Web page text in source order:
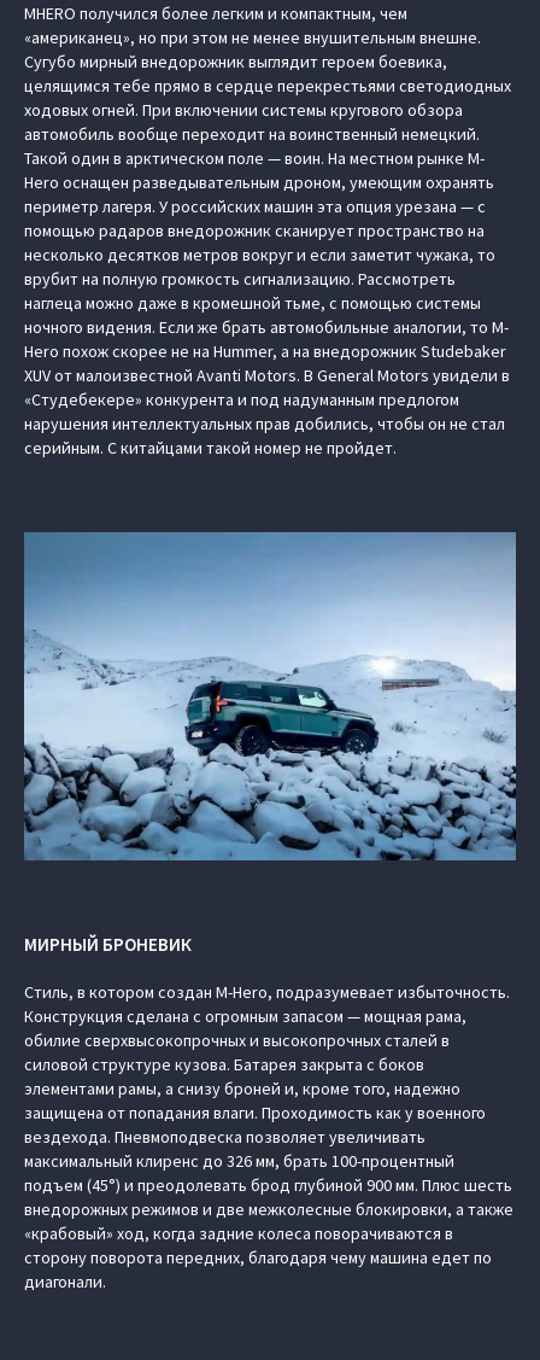
MHERO получился более легким и компактным, чем
«американец», но при этом не менее внушительным внешне.
Сугубо мирный внедорожник выглядит героем боевика,
целящимся тебе прямо в сердце перекрестьями светодиодных
ходовых огней. При включении системы кругового обзора
автомобиль вообще переходит на воинственный немецкий.
Такой один в арктическом поле — воин. На местном рынке M-
Hero оснащен разведывательным дроном, умеющим охранять
периметр лагеря. У российских машин эта опция урезана — с
помощью радаров внедорожник сканирует пространство на
несколько десятков метров вокруг и если заметит чужака, то
врубит на полную громкость сигнализацию. Рассмотреть
наглеца можно даже в кромешной тьме, с помощью системы
ночного видения. Если же брать автомобильные аналогии, то M-
Hero похож скорее не на Hummer, а на внедорожник Studebaker
XUV от малоизвестной Avanti Motors. В General Motors увидели в
«Студебекере» конкурента и под надуманным предлогом
нарушения интеллектуальных прав добились, чтобы он не стал
серийным. С китайцами такой номер не пройдет.
МИРНЫЙ БРОНЕВИК
Стиль, в котором создан M-Hero, подразумевает избыточность.
Конструкция сделана с огромным запасом — мощная рама,
обилие сверхвысокопрочных и высокопрочных сталей в
силовой структуре кузова. Батарея закрыта с боков
элементами рамы, а снизу броней и, кроме того, надежно
защищена от попадания влаги. Проходимость как у военного
вездехода. Пневмоподвеска позволяет увеличивать
максимальный клиренс до 326 мм, брать 100-процентный
подъем (45°) и преодолевать брод глубиной 900 мм. Плюс шесть
внедорожных режимов и две межколесные блокировки, а также
«крабовый» ход, когда задние колеса поворачиваются в
сторону поворота передних, благодаря чему машина едет по
диагонали.